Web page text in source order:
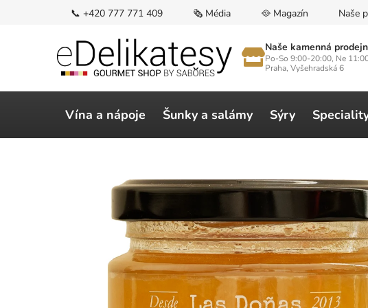
📞 +420 777 771 409 🗞️ Média 🥘 Magazín Naše
Naše kamenná
Po-So 9:00-20:00, Ne
Praha, Vyšehradská 6
Vína a nápoje Šunky a salámy Sýry